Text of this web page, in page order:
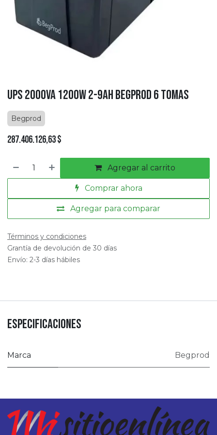
UPS 2000VA 1200W 2-9AH BEGPROD 6 TOMAS
Begprod
287.406.126,63$
Agregar al carrito
Comprar ahora
Agregar para comparar
Términos y condiciones
Grantía de devolución de 30 días
Envío: 2-3 días hábiles
Especificaciones
Marca Begprod